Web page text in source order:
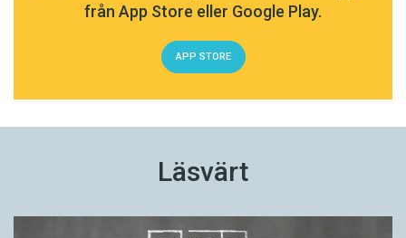
från App Store eller Google Play.
APP STORE
Läsvärt